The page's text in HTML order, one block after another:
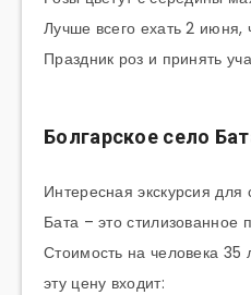
Лучше всего ехать 2 июня,
Праздник роз и принять
Болгарское село
Интересная экскурсия
Бата – это стилизованное
Стоимость на человека 35
эту цену входит: